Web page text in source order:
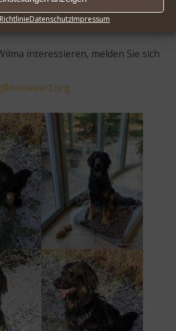
DatenschutzImpressum
Herzens abgegeben, da der
ist und die Besitzerin
interessieren, melden Sie sich
gro.t
rawav